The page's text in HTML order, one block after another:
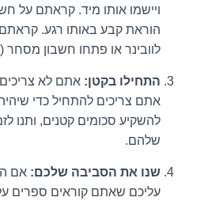
ויישמו אותו מיד. קראתם על
הוראת קבע באותו רגע.
לוובינר או פתחו חשבון מסחר
התחילו בקטן: אתם לא צריכים
אתם צריכים להתחיל כדי
להשקיע סכומים קטנים, ותנו
שלהם.
שנו את הסביבה שלכם: אם
עליכם שאתם קוראים ספרים